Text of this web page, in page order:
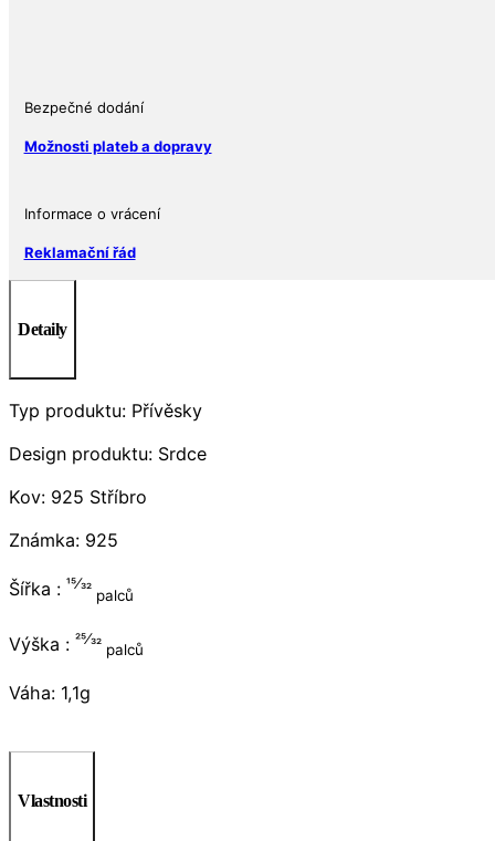
Bezpečné dodání
Možnosti plateb a dopravy
Informace o vrácení
Reklamační řád
Detaily
Typ produktu: Přívěsky
Design produktu: Srdce
Kov: 925 Stříbro
Známka: 925
Šířka : 15⁄32
palců
Výška : 25⁄32
palců
Váha: 1,1g
Vlastnosti